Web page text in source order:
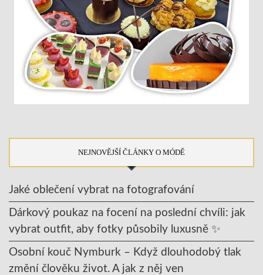
NEJNOVĚJŠÍ ČLÁNKY O MÓDĚ
Jaké oblečení vybrat na fotografování
Dárkový poukaz na focení na poslední chvíli: jak
vybrat outfit, aby fotky působily luxusně ✨
Osobní kouč Nymburk – Když dlouhodobý tlak
změní člověku život. A jak z něj ven